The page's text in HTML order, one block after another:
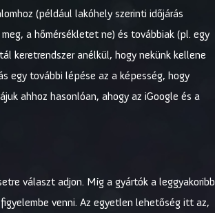
(például lakóhely szerinti időjárás
a hőmérsékletet ne) és továbbiak (pl. egy
keretrendszer anélkül, hogy nekünk kellene
egy további lépése az a képesség, hogy
ahhoz hasonlóan, ahogy az iGoogle és a
választ adjon. Míg a gyártók a leggyakoribb
venni. Az egyetlen lehetőség itt az,